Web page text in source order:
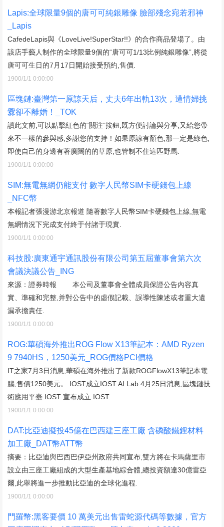
Lapis:全球限量9個的唐可可純銀雕像 臉部殘念宛若邪神
_Lapis
CafedeLapis與《LoveLive!SuperStar!!》的合作商品登場了。由
該店手藝人制作的全球限量9個的“唐可可1/13比例純銀雕像”,將從
唐可可生日的7月17日開始接受預約,售價.
1900/1/1 0:00:00
區塊鏈:臺灣第一原諒天后，丈夫6年出軌13次，遭情婦挑
釁卻不離婚！_TOK
讀此文前,可以點擊紅色的“關注”按鈕,既方便討論與分享,又給您帶
來不一樣的參與感,多謝您的支持！如果原諒有顏色,那一定是綠色,
即使自己的身邊有著廣闊的的草原,也管制不住這匹野馬.
1900/1/1 0:00:00
SIM:無電無網仍能支付 數字人民幣SIM卡硬錢包上線
_NFC幣
本報記者張漫游北京報道 隨著數字人民幣SIM卡硬錢包上線,無電
無網情況下完成支付終于付諸于現實.
1900/1/1 0:00:00
科技股:廣東通宇通訊股份有限公司第五屆董事會第六次
會議決議公告_ING
來源：證券時報 本公司及董事會全體成員保證公告內容真
實、準確和完整,并對公告中的虛假記載、誤導性陳述或者重大遺
漏承擔責任.
1900/1/1 0:00:00
ROG:華碩海外推出ROG Flow X13筆記本：AMD Ryzen
9 7940HS，1250美元_ROG價格PCI價格
IT之家7月3日消息,華碩在海外推出了新款ROGFlowX13筆記本電
腦,售價1250美元。 IOST成立IOST AI Lab:4月25日消息,區塊鏈技
術應用平臺 IOST 宣布成立 IOST.
1900/1/1 0:00:00
DAT:比亞迪擬投45億在巴西建三座工廠 含磷酸鐵鋰材料
加工廠_DAT幣ATT幣
摘要：比亞迪與巴西巴伊亞州政府共同宣布,雙方將在卡馬薩里市
設立由三座工廠組成的大型生產基地綜合體,總投資額達30億雷亞
爾,此舉將進一步推動比亞迪的全球化進程.
1900/1/1 0:00:00
門羅幣:黑客要價 10 萬美元出售雷蛇源代碼等數據，官方